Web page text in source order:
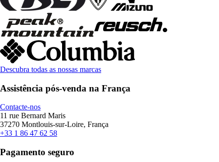
Descubra todas as nossas marcas
Assistência pós-venda na França
Contacte-nos
11 rue Bernard Maris
37270 Montlouis-sur-Loire, França
+33 1 86 47 62 58
Pagamento seguro